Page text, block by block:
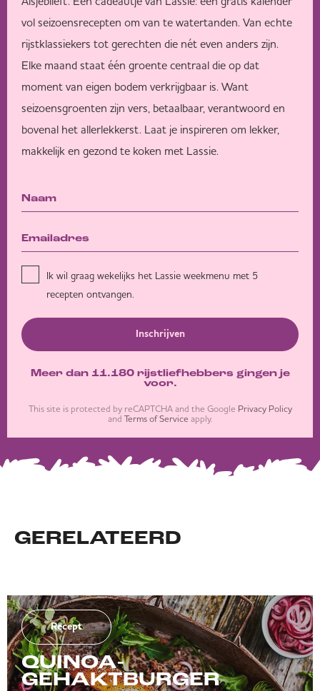
vol seizoensrecepten om van te watertanden. Van echte
rijstklassiekers tot gerechten die nét even anders zijn.
Elke maand staat één groente centraal die op dat
moment van eigen bodem verkrijgbaar is. Want
seizoensgroenten zijn vers, betaalbaar, verantwoord en
bovenal het allerlekkerst. Laat je inspireren om lekker,
makkelijk en gezond te koken met Lassie.
Ik wil graag wekelijks het Lassie weekmenu met 5
recepten ontvangen.
Inschrijven
Meer dan 11.180 rijstliefhebbers gingen je
voor.
This site is protected by reCAPTCHA and the Google Privacy Policy
and Terms of Service apply.
GERELATEERD
Recept
QUINOA-
GEHAKTBURGER